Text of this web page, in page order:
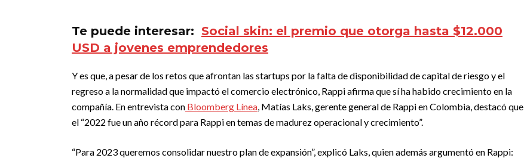
Te puede interesar: Social skin: el premio que otorga hasta $12.000
USD a jovenes emprendedores
Y es que, a pesar de los retos que afrontan las startups por la falta de disponibilidad de capital de riesgo y el
regreso a la normalidad que impactó el comercio electrónico, Rappi afirma que sí ha habido crecimiento en la
compañía. En entrevista con Bloomberg Línea, Matías Laks, gerente general de Rappi en Colombia, destacó que
el “2022 fue un año récord para Rappi en temas de madurez operacional y crecimiento”.
“Para 2023 queremos consolidar nuestro plan de expansión”, explicó Laks, quien además argumentó en Rappi: